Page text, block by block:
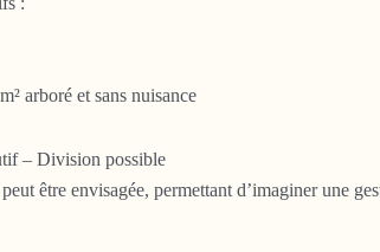
arboré et sans nuisance
– Division possible
être envisagée, permettant d’imaginer une